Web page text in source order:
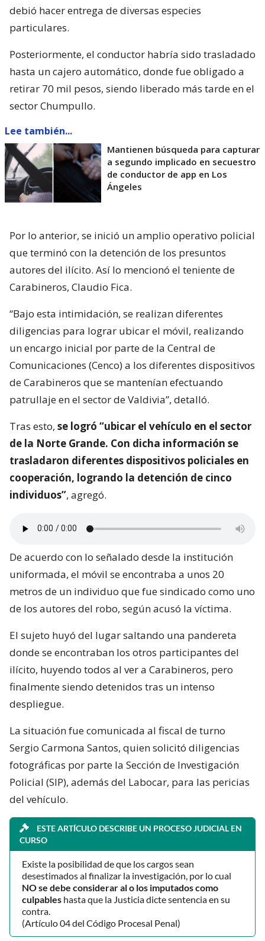
debió hacer entrega de diversas especies
particulares.
Posteriormente, el conductor habría sido trasladado
hasta un cajero automático, donde fue obligado a
retirar 70 mil pesos, siendo liberado más tarde en el
sector Chumpullo.
Lee también...
Mantienen búsqueda para capturar
a segundo implicado en secuestro
de conductor de app en Los
Ángeles
Por lo anterior, se inició un amplio operativo policial
que terminó con la detención de los presuntos
autores del ilícito. Así lo mencionó el teniente de
Carabineros, Claudio Fica.
“Bajo esta intimidación, se realizan diferentes
diligencias para lograr ubicar el móvil, realizando
un encargo inicial por parte de la Central de
Comunicaciones (Cenco) a los diferentes dispositivos
de Carabineros que se mantenían efectuando
patrullaje en el sector de Valdivia”, detalló.
Tras esto, se logró “ubicar el vehículo en el sector
de la Norte Grande. Con dicha información se
trasladaron diferentes dispositivos policiales en
cooperación, logrando la detención de cinco
individuos”, agregó.
De acuerdo con lo señalado desde la institución
uniformada, el móvil se encontraba a unos 20
metros de un individuo que fue sindicado como uno
de los autores del robo, según acusó la víctima.
El sujeto huyó del lugar saltando una pandereta
donde se encontraban los otros participantes del
ilícito, huyendo todos al ver a Carabineros, pero
finalmente siendo detenidos tras un intenso
despliegue.
La situación fue comunicada al fiscal de turno
Sergio Carmona Santos, quien solicitó diligencias
fotográficas por parte la Sección de Investigación
Policial (SIP), además del Labocar, para las pericias
del vehículo.
ESTE ARTÍCULO DESCRIBE UN PROCESO JUDICIAL EN
CURSO
Existe la posibilidad de que los cargos sean
desestimados al finalizar la investigación, por lo cual
NO se debe considerar al o los imputados como
culpables hasta que la Justicia dicte sentencia en su
contra.
(Artículo 04 del Código Procesal Penal)